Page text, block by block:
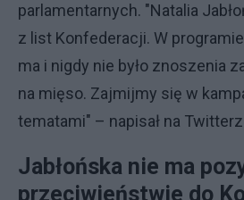
parlamentarnych. "Natalia
z list Konfederacji. W
ma i nigdy nie było znoszenia
na mięso. Zajmijmy się w
tematami" – napisał na
Jabłońska nie ma
przeciwieństwie do